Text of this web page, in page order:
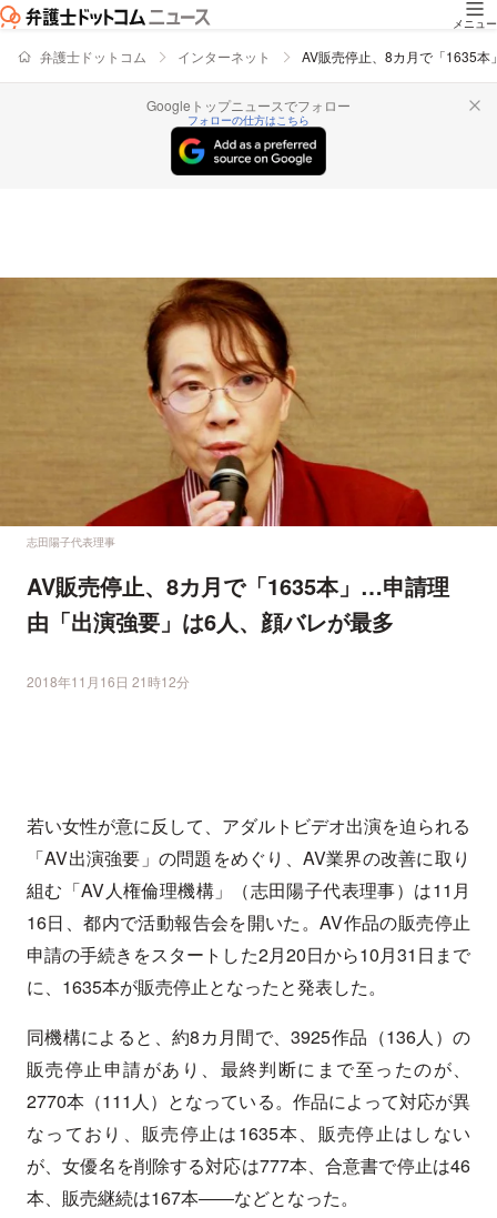
メニュー
弁護士ドットコム インターネット AV販売停止、8カ月で「1635
Googleトップニュースでフォロー
フォローの仕方はこちら
志田陽子代表理事
AV販売停止、8カ月で「1635本」…申請理
由「出演強要」は6人、顔バレが最多
2018年11月16日 21時12分
若い女性が意に反して、アダルトビデオ出演を迫られる
「AV出演強要」の問題をめぐり、AV業界の改善に取り
組む「AV人権倫理機構」（志田陽子代表理事）は11月
16日、都内で活動報告会を開いた。AV作品の販売停止
申請の手続きをスタートした2月20日から10月31日まで
に、1635本が販売停止となったと発表した。
同機構によると、約8カ月間で、3925作品（136人）の
販売停止申請があり、最終判断にまで至ったのが、
2770本（111人）となっている。作品によって対応が異
なっており、販売停止は1635本、販売停止はしない
が、女優名を削除する対応は777本、合意書で停止は46
本、販売継続は167本――などとなった。